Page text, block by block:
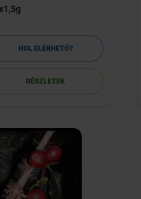
HOL ELÉRHETŐ?
RÉSZLETEK